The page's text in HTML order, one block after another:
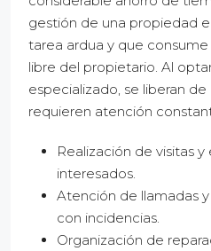
gestión de una propiedad
tarea ardua y que
libre del propietario. Al
especializado, se liberan
requieren atención
Realización de visitas
interesados.
Atención de llamadas
con incidencias.
Organización de